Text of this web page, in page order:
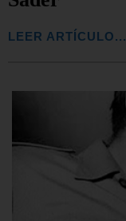
LEER ARTÍCULO...